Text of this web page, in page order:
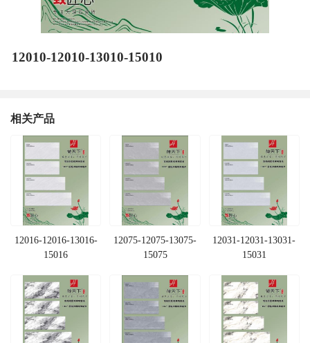
12010-12010-13010-15010
相关产品
12016-12016-13016-
15016
12075-12075-13075-
15075
12031-12031-13031-
15031